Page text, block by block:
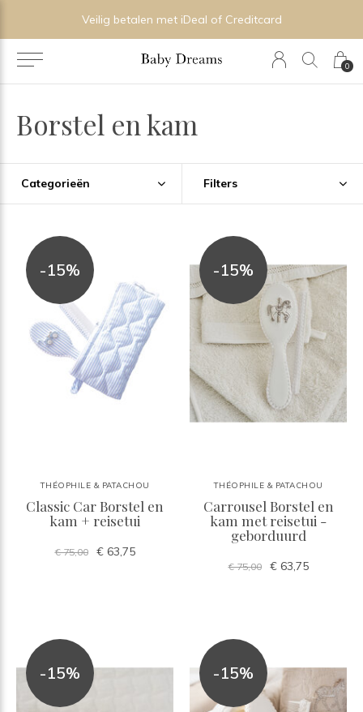
0
Veilig betalen met iDeal of Creditcard
Borstel en kam
Categorieën Filters
-15%
THÉOPHILE & PATACHOU
Classic Car Borstel en
kam + reisetui
€ 75,00 € 63,75
-15%
THÉOPHILE & PATACHOU
Carrousel Borstel en
kam met reisetui -
geborduurd
€ 75,00 € 63,75
-15% -15%